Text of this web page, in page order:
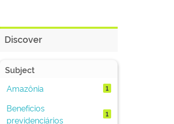
Discover
Subject
Amazônia
1
Benefícios
previdenciários
1